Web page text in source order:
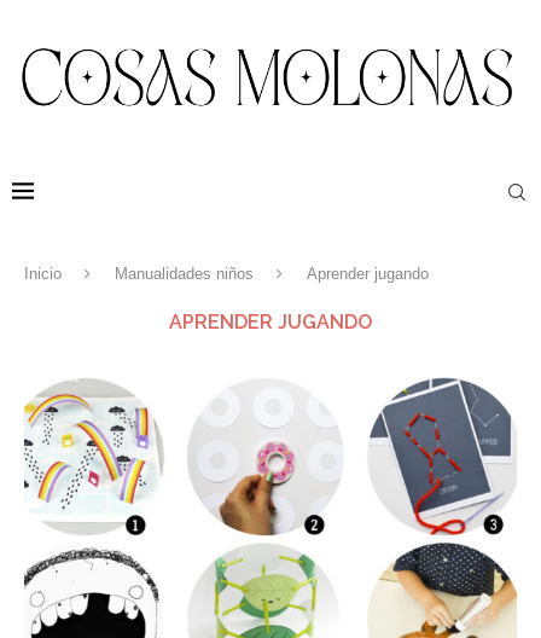
Inicio Manualidades niños Aprender jugando
APRENDER JUGANDO